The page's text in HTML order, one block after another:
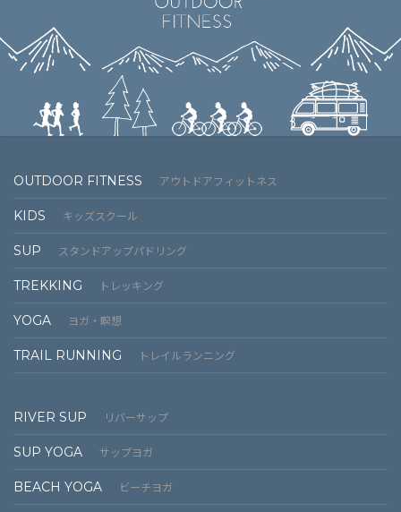
OUTDOOR FITNESS アウトドアフィットネス
KIDS キッズスクール
SUP スタンドアップパドリング
TREKKING トレッキング
YOGA ヨガ・瞑想
TRAIL RUNNING トレイルランニング
RIVER SUP リバーサップ
SUP YOGA サップヨガ
BEACH YOGA ビーチヨガ